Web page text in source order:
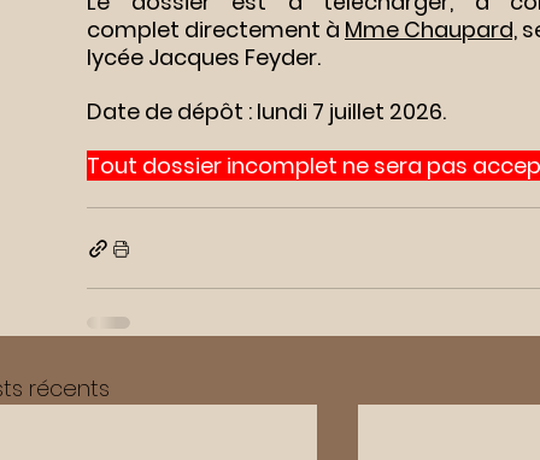
complet directement à Mme Chaupard,
lycée Jacques Feyder.
Date de dépôt : lundi 7 juillet 2026.
Tout dossier incomplet ne sera pas
récents